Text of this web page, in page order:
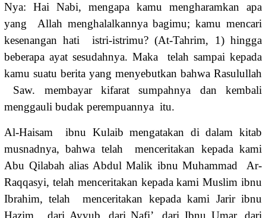
Nya: Hai Nabi, mengapa kamu mengharamkan apa
yang Allah menghalalkannya bagimu; kamu mencari
kesenangan hati istri-istrimu? (At-Tahrim, 1) hingga
beberapa ayat sesudahnya. Maka telah sampai kepada
kamu suatu berita yang menyebutkan bahwa Rasulullah
Saw. membayar kifarat sumpahnya dan kembali
menggauli budak perempuannya itu.
Al-Haisam ibnu Kulaib mengatakan di dalam kitab
musnadnya, bahwa telah menceritakan kepada kami
Abu Qilabah alias Abdul Malik ibnu Muhammad Ar-
Raqqasyi, telah menceritakan kepada kami Muslim ibnu
Ibrahim, telah menceritakan kepada kami Jarir ibnu
Hazim, dari Ayyub, dari Nafi’, dari Ibnu Umar, dari